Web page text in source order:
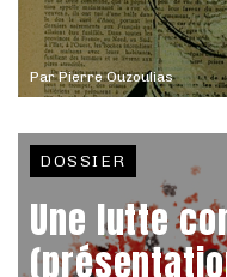
ParPierre Ouzoulias
DOSSIER
Une lutte